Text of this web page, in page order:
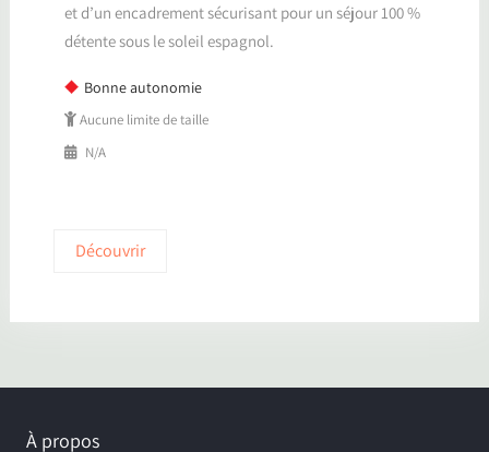
et d’un encadrement sécurisant pour un séjour 100 %
détente sous le soleil espagnol.
Bonne autonomie
Aucune limite de taille
N/A
Découvrir
À propos